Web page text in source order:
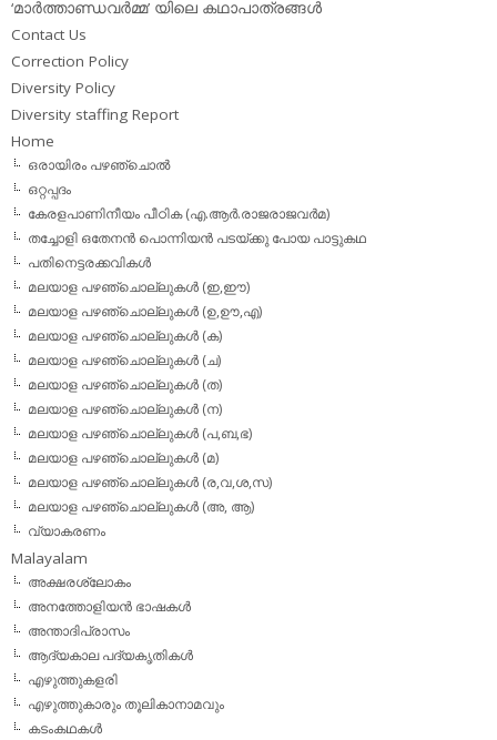
‘മാര്‍ത്താണ്ഡവര്‍മ്മ’ യിലെ കഥാപാത്രങ്ങള്‍
Contact Us
Correction Policy
Diversity Policy
Diversity staffing Report
Home
ഒരായിരം പഴഞ്ചൊല്‍
ഒറ്റപ്പദം
കേരളപാണിനീയം പീഠിക (എ.ആര്‍.രാജരാജവര്‍മ)
തച്ചോളി ഒതേനൻ പൊന്നിയൻ പടയ്‌ക്കു പോയ പാട്ടുകഥ
പതിനെട്ടരക്കവികള്‍
മലയാള പഴഞ്ചൊല്ലുകള്‍ (ഇ,ഈ)
മലയാള പഴഞ്ചൊല്ലുകള്‍ (ഉ,ഊ,എ)
മലയാള പഴഞ്ചൊല്ലുകള്‍ (ക)
മലയാള പഴഞ്ചൊല്ലുകള്‍ (ച)
മലയാള പഴഞ്ചൊല്ലുകള്‍ (ത)
മലയാള പഴഞ്ചൊല്ലുകള്‍ (ന)
മലയാള പഴഞ്ചൊല്ലുകള്‍ (പ,ബ,ഭ)
മലയാള പഴഞ്ചൊല്ലുകള്‍ (മ)
മലയാള പഴഞ്ചൊല്ലുകള്‍ (ര,വ,ശ,സ)
മലയാള പഴഞ്ചൊല്ലുകൾ (അ, ആ)
വ്യാകരണം
Malayalam
അക്ഷരശ്ലോകം
അനത്തോളിയന്‍ ഭാഷകള്‍
അന്താദിപ്രാസം
ആദ്യകാല പദ്യകൃതികള്‍
എഴുത്തുകളരി
എഴുത്തുകാരും തൂലികാനാമവും
കടംകഥകള്‍